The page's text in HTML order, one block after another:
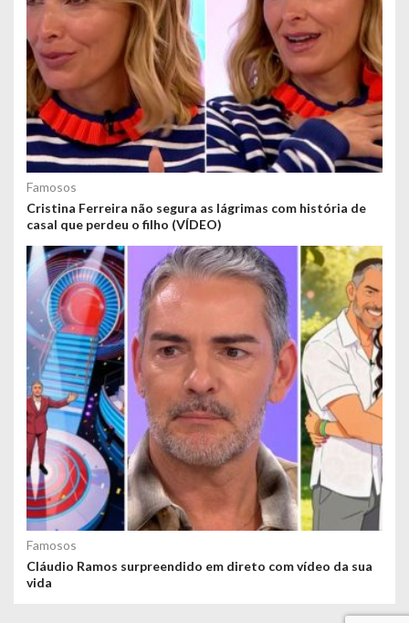
Famosos
Cristina Ferreira não segura as lágrimas com história de
casal que perdeu o filho (VÍDEO)
Famosos
Cláudio Ramos surpreendido em direto com vídeo da sua
vida